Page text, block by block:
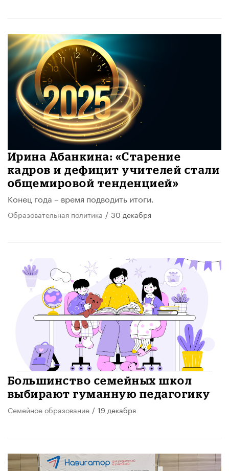
Ирина Абанкина: «Старение
кадров и дефицит учителей стали
общемировой тенденцией»
Конец года – время подводить итоги.
Образовательная политика / 30 декабря
Большинство семейных школ
выбирают гуманную педагогику
Семейное образование / 19 декабря